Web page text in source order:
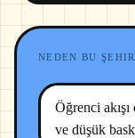
NEDEN BU
Öğrenci
ve düşük